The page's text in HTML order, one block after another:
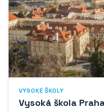
VYSOKÉ ŠKOLY
Vysoká škola